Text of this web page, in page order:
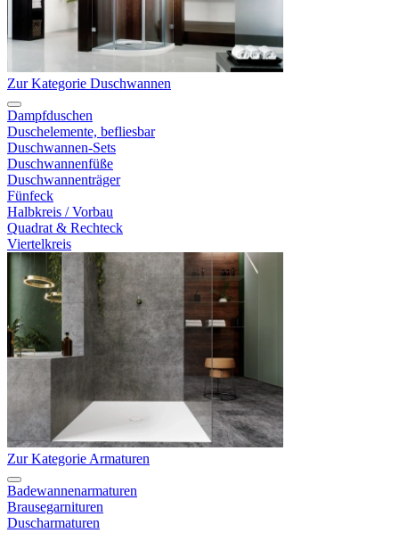
Zur Kategorie Duschwannen
Dampfduschen
Duschelemente, befliesbar
Duschwannen-Sets
Duschwannenfüße
Duschwannenträger
Fünfeck
Halbkreis / Vorbau
Quadrat & Rechteck
Viertelkreis
Zur Kategorie Armaturen
Badewannenarmaturen
Brausegarnituren
Duscharmaturen